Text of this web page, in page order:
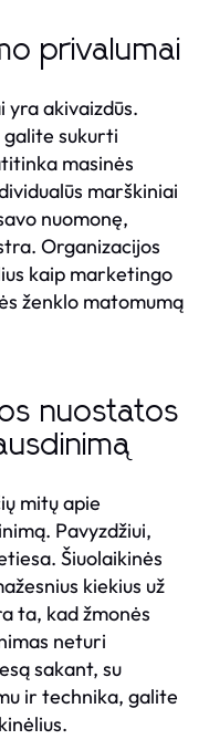
privalumai
yra akivaizdūs.
galite sukurti
masinės
marškiniai
nuomonę,
Organizacijos
kaip marketingo
ženklo matomumą
nuostatos
mitų apie
Pavyzdžiui,
Šiuolaikinės
kiekius už
ta, kad žmonės
neturi
sakant, su
ir technika, galite